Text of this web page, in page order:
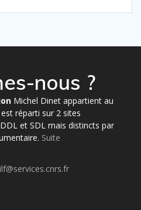
nous ?
Michel Dinet appartient au
réparti sur 2 sites
et SDL mais distincts par
Suite